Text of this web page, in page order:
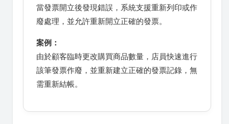
當發票開立後發現錯誤，系統支援重新列印或作
廢處理，並允許重新開立正確的發票。
案例：
由於顧客臨時更改購買商品數量，店員快速進行
該筆發票作廢，並重新建立正確的發票記錄，無
需重新結帳。